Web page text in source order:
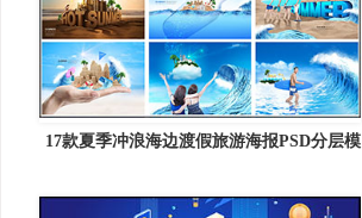
17款夏季冲浪海边渡假旅游海报PSD分层模